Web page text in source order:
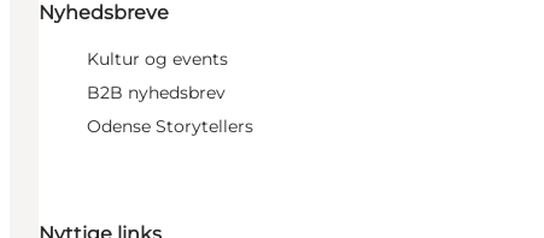
Nyhedsbreve
Kultur og events
B2B nyhedsbrev
Odense Storytellers
Nyttige links